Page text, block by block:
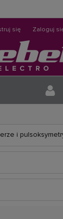
się Zaloguj
i